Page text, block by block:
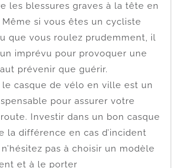
les blessures graves à la tête en
Même si vous êtes un cycliste
que vous roulez prudemment, il
imprévu pour provoquer une
prévenir que guérir.
le casque de vélo en ville est un
pour assurer votre
Investir dans un bon casque
la différence en cas d’incident
pas à choisir un modèle
et à le porter